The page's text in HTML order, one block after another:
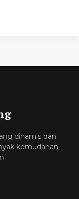
dinamis dan
kemudahan